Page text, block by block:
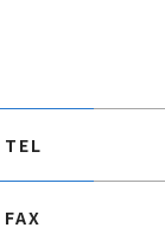
TEL
FAX